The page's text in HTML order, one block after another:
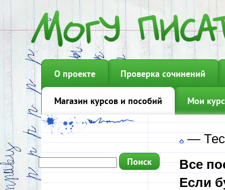
О проекте Проверка сочинений
Магазин курсов и пособий Мои
—
Все
Если